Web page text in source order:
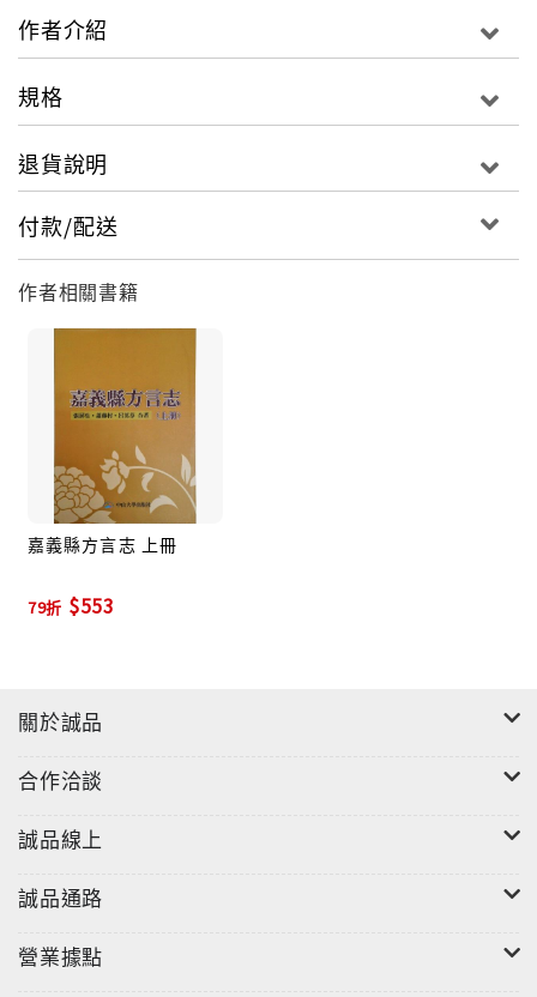
理解的情況下，我們會經常遭受到受訪者不友善的對
待。雖然我們已經很習慣被人當作惡徒的懷疑，但是這
很冷門，不容易引起一般讀者的興趣，所以編好之後，
中的偶然。我從1990年開始從事台灣漢語方言的調查工
作，除了花蓮、新竹和嘉義之外，台灣每一個縣都曾調
查過。為了彌補這個缺憾，在2005年4月我到嘉義調查
方言。
當時我只是想找一個嘉義比較有代表性的方言來調查，
整理出一本生活語彙，以便日後做比較研究所用。之後
蕭藤村老師要編纂《嘉義縣方言志》，蕭老師認為語音
和詞彙的相關調查，我已經做了一部分，就邀我加入一
起擔任編寫的工作。我們參考了洪惟仁(2004)《續修台
北縣志．卷三住民志．第二篇漢人語言》的作法，把嘉
確定每一個鄉鎮的音系，這個部分可以作為繪製方言地
調查時間從2005年4月到2007年的6月。這部分的語料收
比較散，所以只有找到幾個零星的點來調查。在2001年
的4月，我曾帶領我的學生曾慧敏做過中埔鄉裕民村「海
四話」的調查，收集了4000多條的生活語彙。另外我們
也調查了和睦村的「四海話」生活語彙。從我們所調查
「海陸腔」的「四海話」。 方言志的任務是記載調查當
作者介紹
規格
退貨說明
付款/配送
作者相關書籍
嘉義縣方言志 上冊
79折 $553
關於誠品
合作洽談
誠品線上
誠品通路
營業據點